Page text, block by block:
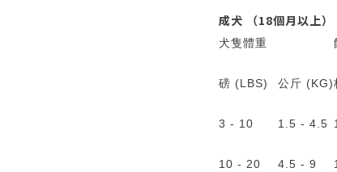
成犬 （18個月以上）
犬隻體重
磅 (LBS) 公斤 (KG)
3 - 10 1.5 - 4.5
10 - 20 4.5 - 9